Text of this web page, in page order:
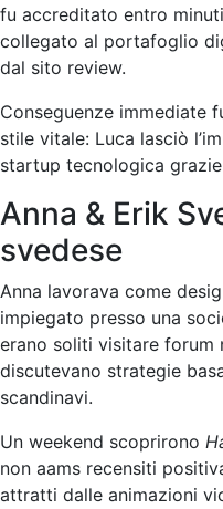
fu accreditato entro
collegato al portafoglio
dal sito review.
Conseguenze immediate
stile vitale: Luca lasciò
startup tecnologica
Anna & Erik
svedese
Anna lavorava come
impiegato presso una
erano soliti visitare forum
discutevano strategie
scandinavi.
Un weekend scoprirono
non aams recensiti
attratti dalle animazioni